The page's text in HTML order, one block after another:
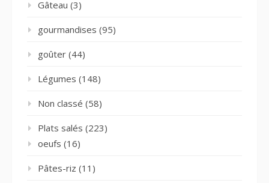
Gâteau (3)
gourmandises (95)
goûter (44)
Légumes (148)
Non classé (58)
Plats salés (223)
oeufs (16)
Pâtes-riz (11)